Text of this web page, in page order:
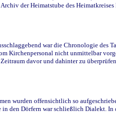
der Heimatstube des
war die Chronologie
Kirchenpersonal nicht unmittelbar
davor und dahinter zu
wurden offensichtlich so
den Dörfern war schließlich Dialekt.